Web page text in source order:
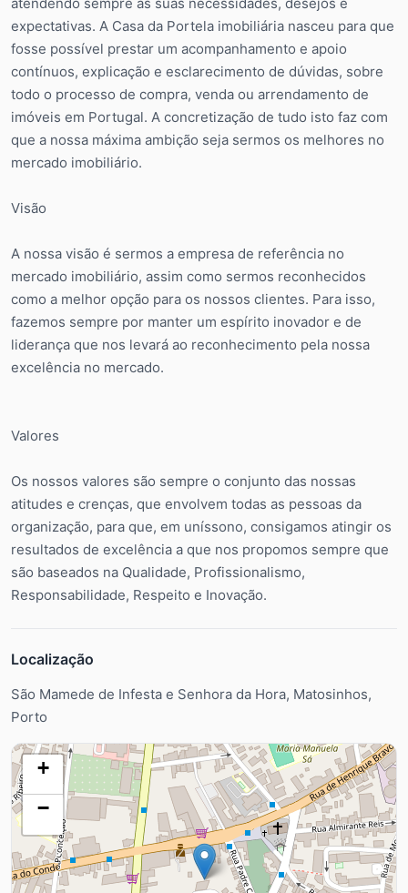
expectativas. A Casa da Portela imobiliária nasceu para que
fosse possível prestar um acompanhamento e apoio
contínuos, explicação e esclarecimento de dúvidas, sobre
todo o processo de compra, venda ou arrendamento de
imóveis em Portugal. A concretização de tudo isto faz com
que a nossa máxima ambição seja sermos os melhores no
mercado imobiliário.
Visão
A nossa visão é sermos a empresa de referência no
mercado imobiliário, assim como sermos reconhecidos
como a melhor opção para os nossos clientes. Para isso,
fazemos sempre por manter um espírito inovador e de
liderança que nos levará ao reconhecimento pela nossa
excelência no mercado.
Valores
Os nossos valores são sempre o conjunto das nossas
atitudes e crenças, que envolvem todas as pessoas da
organização, para que, em uníssono, consigamos atingir os
resultados de excelência a que nos propomos sempre que
são baseados na Qualidade, Profissionalismo,
Responsabilidade, Respeito e Inovação.
Localização
São Mamede de Infesta e Senhora da Hora, Matosinhos,
Porto
+
−